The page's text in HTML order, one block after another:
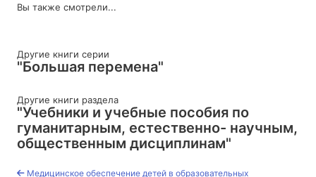
Вы также смотрели...
Другие книги серии
"Большая перемена"
Другие книги раздела
"Учебники и учебные пособия по
гуманитарным, естественно- научным,
общественным дисциплинам"
Медицинское обеспечение детей в образовательных